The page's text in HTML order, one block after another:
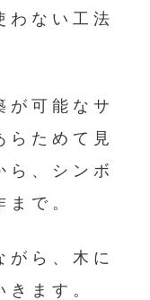
わない工法
が可能なサ
らためて見
ら、シンボ
まで。
がら、木に
ます。